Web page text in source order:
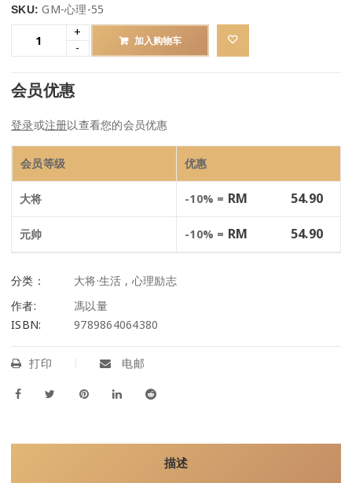
SKU:GM-心理-55
加入购物车
会员优惠
登录或注册以查看您的会员优惠
会员等级 优惠
大将 -10% = RM 54.90
元帅 -10% = RM 54.90
分类： 大将·生活 , 心理励志
作者:
馮以量
ISBN:
9789864064380
打印 电邮
描述